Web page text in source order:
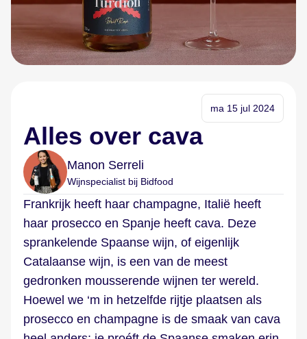
ma 15 jul 2024
Alles over cava
Manon Serreli
Wijnspecialist bij Bidfood
Frankrijk heeft haar champagne, Italië heeft
haar prosecco en Spanje heeft cava. Deze
sprankelende Spaanse wijn, of eigenlijk
Catalaanse wijn, is een van de meest
gedronken mousserende wijnen ter wereld.
Hoewel we ‘m in hetzelfde rijtje plaatsen als
prosecco en champagne is de smaak van cava